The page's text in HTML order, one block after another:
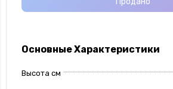
Основные Характеристики
Высота см